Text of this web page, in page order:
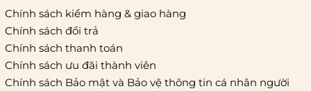
Thời gian giao hàng
Hồ Chí Minh:
Hà Nội và các tỉnh thành khá
Chính sách kiểm hàng & giao hàng
Chính sách đổi trả
Chính sách thanh toán
Chính sách ưu đãi thành viên
Chính sách Bảo mật và Bảo vệ thông tin cá nhân người